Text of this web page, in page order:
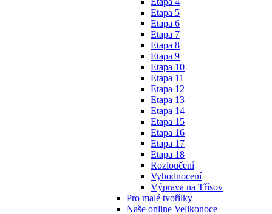
Etapa 5
Etapa 6
Etapa 7
Etapa 8
Etapa 9
Etapa 10
Etapa 11
Etapa 12
Etapa 13
Etapa 14
Etapa 15
Etapa 16
Etapa 17
Etapa 18
Rozloučení
Vyhodnocení
Výprava na Třísov
Pro malé tvořílky
Naše online Velikonoce